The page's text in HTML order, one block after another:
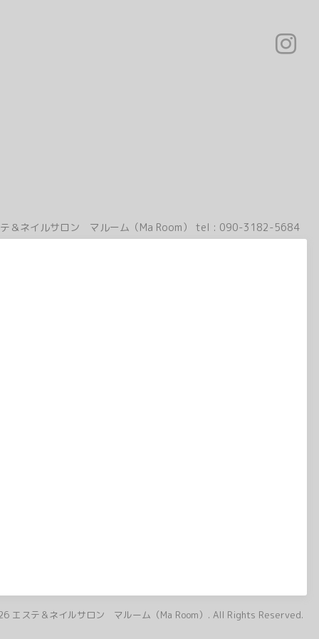
＆ネイルサロン マルーム（Ma Room） tel : 090-3182-5684
エステ＆ネイルサロン マルーム（Ma Room） . All Rights Reserved.